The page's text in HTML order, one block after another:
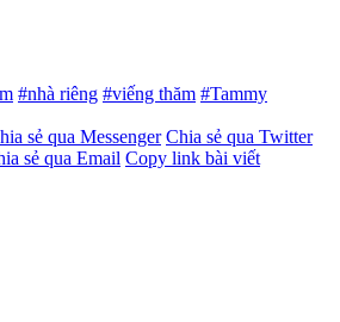
#nhà riêng #viếng thăm #Tammy
sẻ qua Messenger Chia sẻ qua Twitter
sẻ qua Email Copy link bài viết